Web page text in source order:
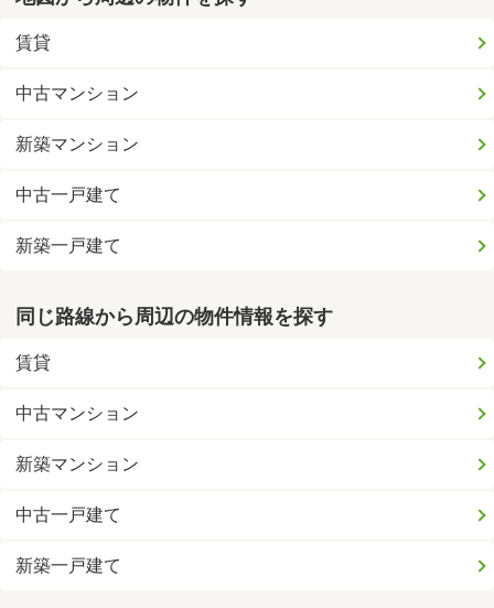
賃貸
中古マンション
新築マンション
中古一戸建て
新築一戸建て
同じ路線から周辺の物件情報を探す
賃貸
中古マンション
新築マンション
中古一戸建て
新築一戸建て